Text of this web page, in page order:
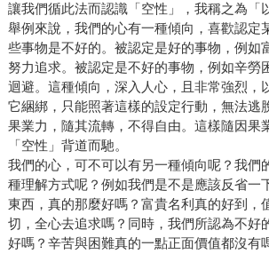
讓我們循此法而認識「空性」，我稱之為「
舉例來說，我們的心有一種傾向，喜歡認定
些事物是不好的。被認定是好的事物，例如
努力追求。被認定是不好的事物，例如辛勞
迴避。這種傾向，深入人心，且非常強烈，
它綑綁，只能照著這樣的設定行動，無法逃
果業力，隨其流轉，不得自由。這樣隨因果
「空性」背道而馳。
我們的心，可不可以有另一種傾向呢？我們
種理解方式呢？例如我們是不是應該反省一
東西，真的那麼好嗎？富貴名利真的好到，
切，全心去追求嗎？同時，我們所認為不好
好嗎？辛苦與困難真的一點正面價值都沒有